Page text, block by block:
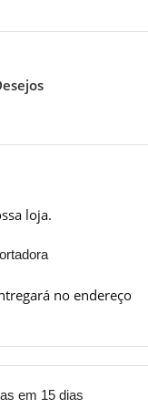
loja.
no endereço
em 15 dias